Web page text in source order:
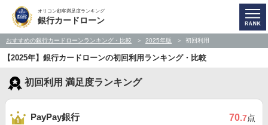
オリコン顧客満足度ランキング
銀行カードローン
おすすめの銀行カードローンランキング・比較 2025年版 初回利用
【2025年】銀行カードローンの初回利用ランキング・比較
初回利用 満足度ランキング
PayPay銀行 70.7点